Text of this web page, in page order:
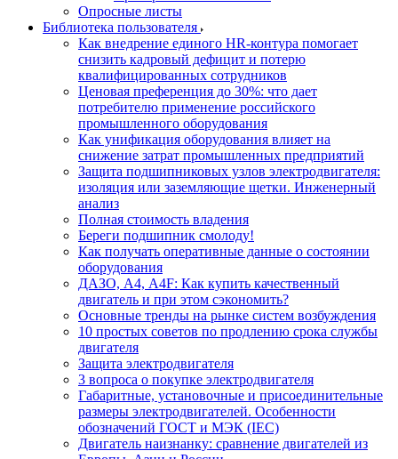
Опросные листы
Библиотека пользователя
Как внедрение единого HR-контура помогает
снизить кадровый дефицит и потерю
квалифицированных сотрудников
Ценовая преференция до 30%: что дает
потребителю применение российского
промышленного оборудования
Как унификация оборудования влияет на
снижение затрат промышленных предприятий
Защита подшипниковых узлов электродвигателя:
изоляция или заземляющие щетки. Инженерный
анализ
Полная стоимость владения
Береги подшипник смолоду!
Как получать оперативные данные о состоянии
оборудования
ДАЗО, А4, А4F: Как купить качественный
двигатель и при этом сэкономить?
Основные тренды на рынке систем возбуждения
10 простых советов по продлению срока службы
двигателя
Защита электродвигателя
3 вопроса о покупке электродвигателя
Габаритные, установочные и присоединительные
размеры электродвигателей. Особенности
обозначений ГОСТ и МЭК (IEC)
Двигатель наизнанку: сравнение двигателей из